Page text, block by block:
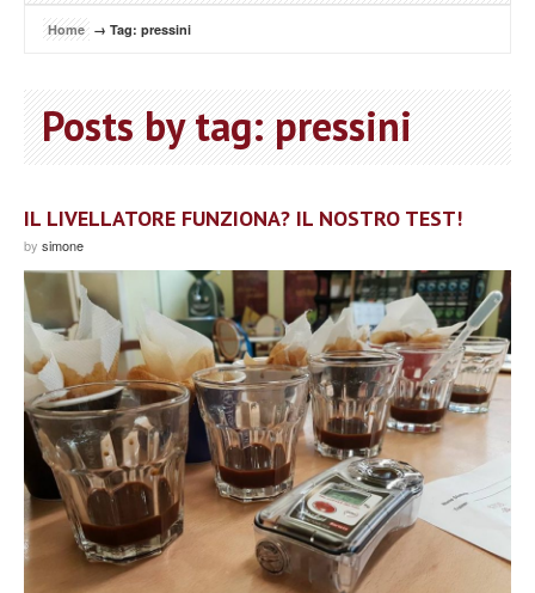
Home → Tag: pressini
Posts by tag: pressini
IL LIVELLATORE FUNZIONA? IL NOSTRO TEST!
by simone